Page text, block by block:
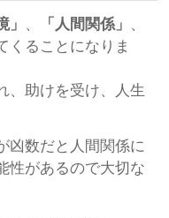
」 「人間関係」
くることになりま
、助けを受け、人生
凶数だと人間関係に
性があるので大切な